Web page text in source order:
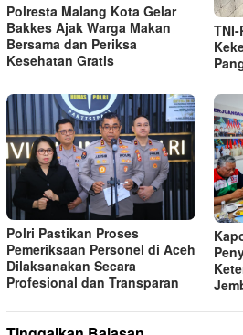
Polresta Malang Kota Gelar
Bakkes Ajak Warga Makan
Bersama dan Periksa
Kesehatan Gratis
Polri Pastikan Proses
Pemeriksaan Personel di Aceh
Dilaksanakan Secara
Profesional dan Transparan